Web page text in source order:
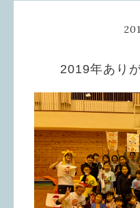
2019年あり